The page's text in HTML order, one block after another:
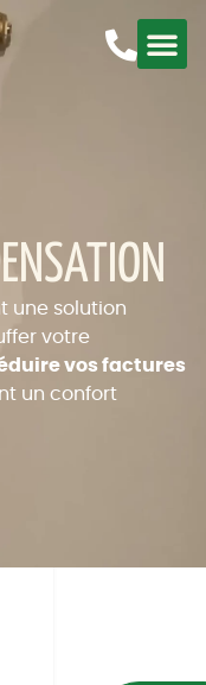
une solution
votre
vos factures
un confort